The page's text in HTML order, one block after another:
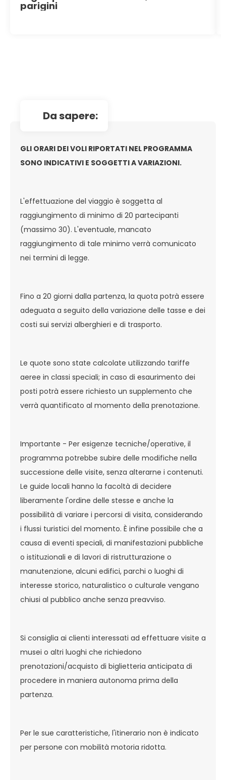
parigini
da sapere:
GLI ORARI DEI VOLI RIPORTATI NEL PROGRAMMA
SONO INDICATIVI E SOGGETTI A VARIAZIONI.
L'effettuazione del viaggio è soggetta al
raggiungimento di minimo di 20 partecipanti
(massimo 30). L'eventuale, mancato
raggiungimento di tale minimo verrà comunicato
nei termini di legge.
Fino a 20 giorni dalla partenza, la quota potrà essere
adeguata a seguito della variazione delle tasse e dei
costi sui servizi alberghieri e di trasporto.
Le quote sono state calcolate utilizzando tariffe
aeree in classi speciali; in caso di esaurimento dei
posti potrà essere richiesto un supplemento che
verrà quantificato al momento della prenotazione.
Importante - Per esigenze tecniche/operative, il
programma potrebbe subire delle modifiche nella
successione delle visite, senza alterarne i contenuti.
Le guide locali hanno la facoltà di decidere
liberamente l'ordine delle stesse e anche la
possibilità di variare i percorsi di visita, considerando
i flussi turistici del momento. È infine possibile che a
causa di eventi speciali, di manifestazioni pubbliche
o istituzionali e di lavori di ristrutturazione o
manutenzione, alcuni edifici, parchi o luoghi di
interesse storico, naturalistico o culturale vengano
chiusi al pubblico anche senza preavviso.
Si consiglia ai clienti interessati ad effettuare visite a
musei o altri luoghi che richiedono
prenotazioni/acquisto di biglietteria anticipata di
procedere in maniera autonoma prima della
partenza.
Per le sue caratteristiche, l'itinerario non è indicato
per persone con mobilità motoria ridotta.